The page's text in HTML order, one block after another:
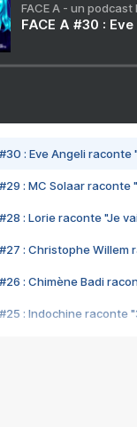
FACE A - un
FACE A #30 :
#30 : Eve Angeli
#29 : MC Solaar raconte
#28 : Lorie raconte "Je
#27 : Christophe Willem
#26 : Chimène Badi
#25 : Indochine raconte